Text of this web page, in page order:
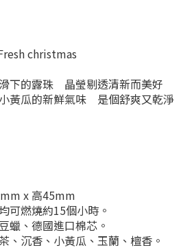
christmas
下的露珠 晶瑩剔透清新而美好
黃瓜的新鮮氣味 是個舒爽又乾淨
x 高45mm
可燃燒約15個小時。
蠟、德國進口棉芯。
、沉香、小黃瓜、玉蘭、檀香。